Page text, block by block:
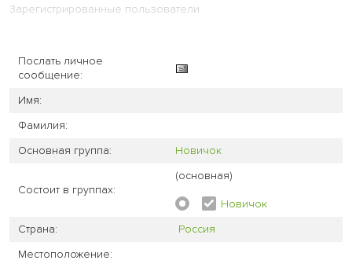
Зарегистрированные пользователи
Послать личное
сообщение:
Имя:
Фамилия:
Основная группа:
Новичок
Состоит в группах:
(основная)
Новичок
Страна:
Россия
Местоположение: